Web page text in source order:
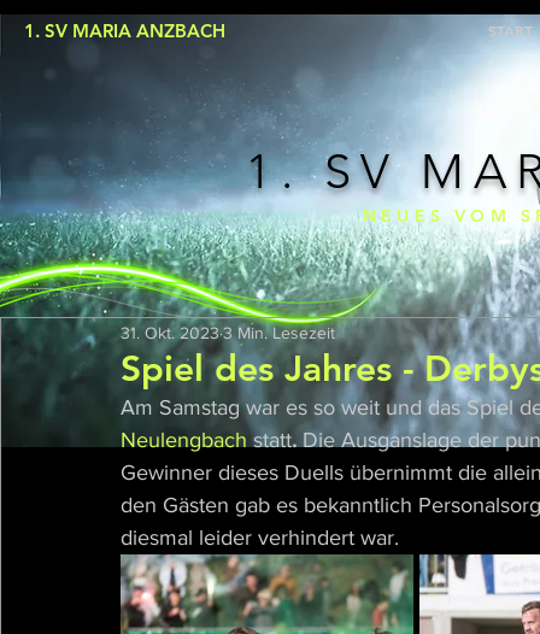
1. SV MARIA ANZBACH START
1. SV
NEUES VOM
Spiel des Jahres -
31. Okt. 20233 Min. Lesezeit
Am Samstag war es so weit und das Spiel
Neulengbach statt. Die Ausganslage der
Gewinner dieses Duells übernimmt die
den Gästen gab es bekanntlich
diesmal leider verhindert war.